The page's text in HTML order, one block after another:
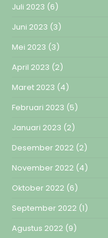
Juli 2023 (6)
Juni 2023 (3)
Mei 2023 (3)
April 2023 (2)
Maret 2023 (4)
Februari 2023 (5)
Januari 2023 (2)
Desember 2022 (2)
November 2022 (4)
Oktober 2022 (6)
September 2022 (1)
Agustus 2022 (9)